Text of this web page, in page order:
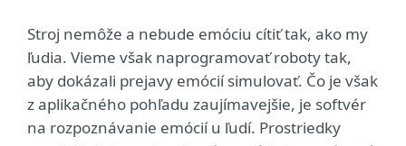
Stroj nemôže a nebude emóciu cítiť tak, ako my
ľudia. Vieme však naprogramovať roboty tak,
aby dokázali prejavy emócií simulovať. Čo je však
z aplikačného pohľadu zaujímavejšie, je softvér
na rozpoznávanie emócií u ľudí. Prostriedky